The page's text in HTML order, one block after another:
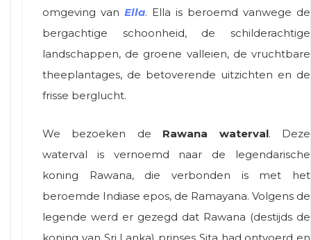
omgeving van Ella. Ella is beroemd vanwege de
bergachtige schoonheid, de schilderachtige
landschappen, de groene valleien, de vruchtbare
theeplantages, de betoverende uitzichten en de
frisse berglucht.
We bezoeken de Rawana waterval. Deze
waterval is vernoemd naar de legendarische
koning Rawana, die verbonden is met het
beroemde Indiase epos, de Ramayana. Volgens de
legende werd er gezegd dat Rawana (destijds de